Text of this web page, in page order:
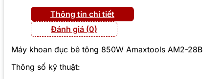
Thông tin chi tiết
Đánh giá (0)
Máy khoan đục bê tông 850W Amaxtools AM2-28B
Thông số kỹ thuật: